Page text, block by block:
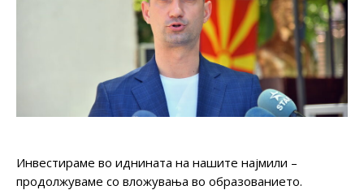
Инвестираме во иднината на нашите најмили –
продолжуваме со вложувања во образованието.